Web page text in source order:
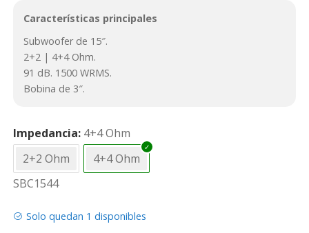
Características principales
Subwoofer de 15″.
2+2 | 4+4 Ohm.
91 dB. 1500 WRMS.
Bobina de 3″.
Impedancia 4+4 Ohm
2+2 Ohm
4+4 Ohm
SBC1544
Solo quedan 1 disponibles